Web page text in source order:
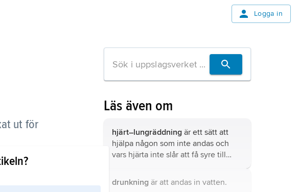
Logga in
ut för
Läs även om
hjärt–lungräddning är ett sätt att
hjälpa någon som inte andas och
vars hjärta inte slår att få syre till
drunkning är att andas in vatten.